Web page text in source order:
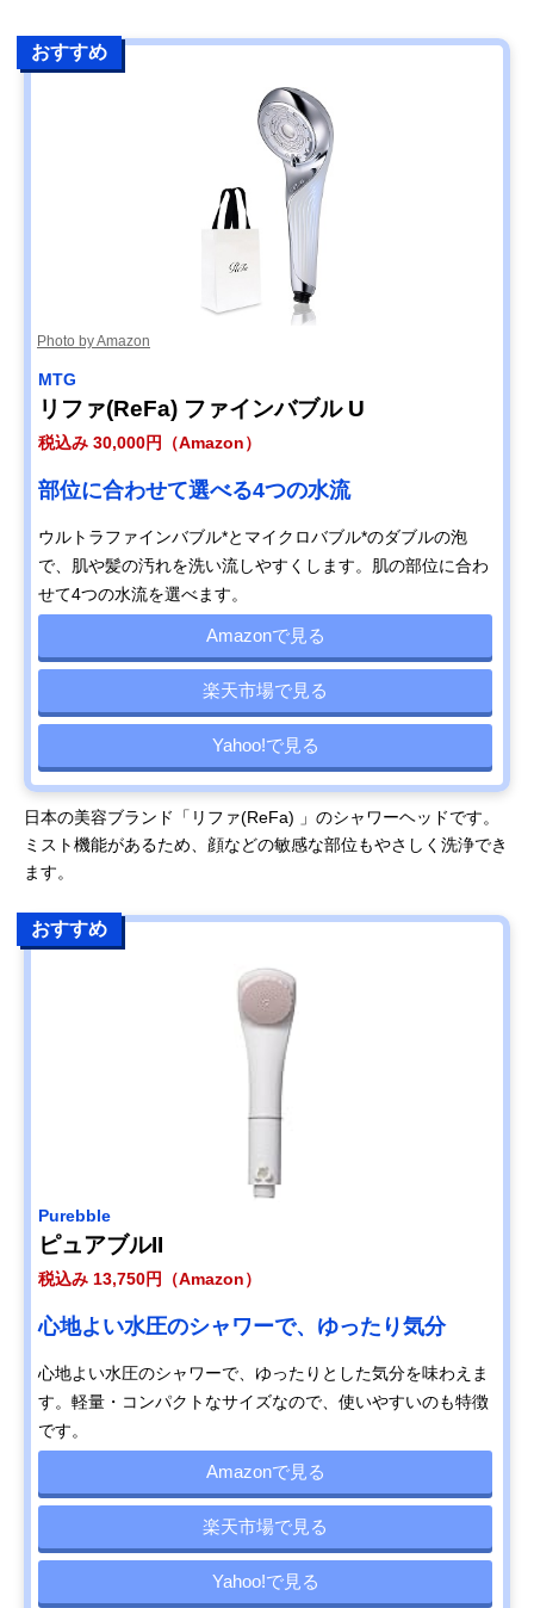
おすすめ
Photo by Amazon
MTG
リファ(ReFa) ファインバブル U
税込み 30,000円（Amazon）
部位に合わせて選べる4つの水流
ウルトラファインバブル*とマイクロバブル*のダブルの泡
で、肌や髪の汚れを洗い流しやすくします。肌の部位に合わ
せて4つの水流を選べます。
Amazonで見る
楽天市場で見る
Yahoo!で見る
日本の美容ブランド「リファ(ReFa) 」のシャワーヘッドです。
ミスト機能があるため、顔などの敏感な部位もやさしく洗浄でき
ます。
おすすめ
Purebble
ピュアブルII
税込み 13,750円（Amazon）
心地よい水圧のシャワーで、ゆったり気分
心地よい水圧のシャワーで、ゆったりとした気分を味わえま
す。軽量・コンパクトなサイズなので、使いやすいのも特徴
です。
Amazonで見る
楽天市場で見る
Yahoo!で見る